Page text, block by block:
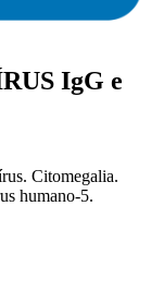
IgG e
Citomegalia.
humano-5.